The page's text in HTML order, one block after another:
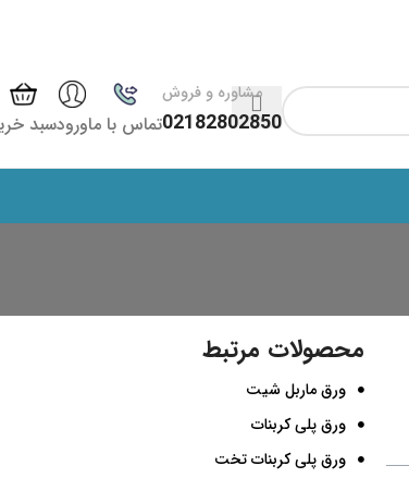
مشاوره و فروش
02182802850تماس با ماورودسبد
محصولات مرتبط
ورق ماربل شیت
ورق پلی کربنات
ورق پلی کربنات تخت